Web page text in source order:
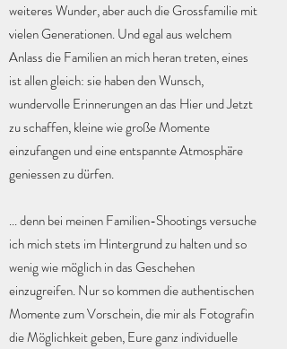
weiteres Wunder, aber auch die Grossfamilie mit
vielen Generationen. Und egal aus welchem
Anlass die Familien an mich heran treten, eines
ist allen gleich: sie haben den Wunsch,
wundervolle Erinnerungen an das Hier und Jetzt
zu schaffen, kleine wie große Momente
einzufangen und eine entspannte Atmosphäre
geniessen zu dürfen.
... denn bei meinen Familien-Shootings versuche
ich mich stets im Hintergrund zu halten und so
wenig wie möglich in das Geschehen
einzugreifen. Nur so kommen die authentischen
Momente zum Vorschein, die mir als Fotografin
die Möglichkeit geben, Eure ganz individuelle